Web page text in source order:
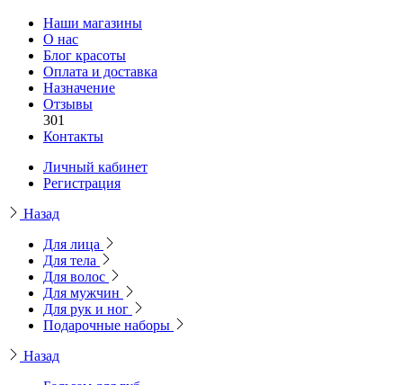
Наши магазины
О нас
Блог красоты
Оплата и доставка
Назначение
Отзывы
301
Контакты
Личный кабинет
Регистрация
Назад
Для лица
Для тела
Для волос
Для мужчин
Для рук и ног
Подарочные наборы
Назад